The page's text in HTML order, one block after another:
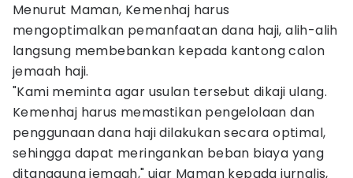
Menurut Maman, Kemenhaj harus
mengoptimalkan pemanfaatan dana haji, alih-alih
langsung membebankan kepada kantong calon
jemaah haji.
"Kami meminta agar usulan tersebut dikaji ulang.
Kemenhaj harus memastikan pengelolaan dan
penggunaan dana haji dilakukan secara optimal,
sehingga dapat meringankan beban biaya yang
ditanggung jemaah," ujar Maman kepada jurnalis,